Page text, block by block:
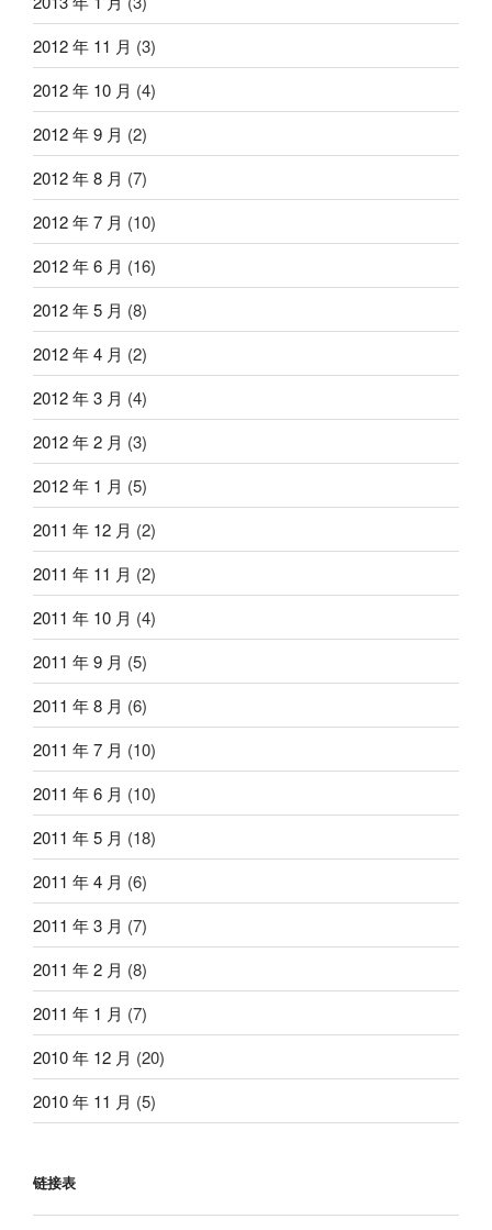
2012 年 11 月 (3)
2012 年 10 月 (4)
2012 年 9 月 (2)
2012 年 8 月 (7)
2012 年 7 月 (10)
2012 年 6 月 (16)
2012 年 5 月 (8)
2012 年 4 月 (2)
2012 年 3 月 (4)
2012 年 2 月 (3)
2012 年 1 月 (5)
2011 年 12 月 (2)
2011 年 11 月 (2)
2011 年 10 月 (4)
2011 年 9 月 (5)
2011 年 8 月 (6)
2011 年 7 月 (10)
2011 年 6 月 (10)
2011 年 5 月 (18)
2011 年 4 月 (6)
2011 年 3 月 (7)
2011 年 2 月 (8)
2011 年 1 月 (7)
2010 年 12 月 (20)
2010 年 11 月 (5)
链接表